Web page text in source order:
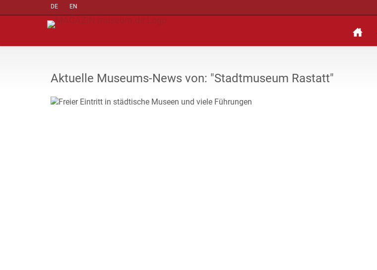
DE EN
Aktuelle Museums-News von: "Stadtmuseum Rastatt"